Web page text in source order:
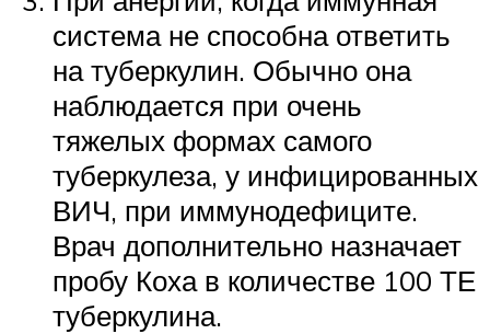
система не способна ответить
на туберкулин. Обычно она
наблюдается при очень
тяжелых формах самого
туберкулеза, у инфицированных
ВИЧ, при иммунодефиците.
Врач дополнительно назначает
пробу Коха в количестве 100 ТЕ
туберкулина.